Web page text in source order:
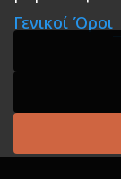
Κεντρική Βιβλία
Roleplaying
A theme by
Γενικοί Όροι